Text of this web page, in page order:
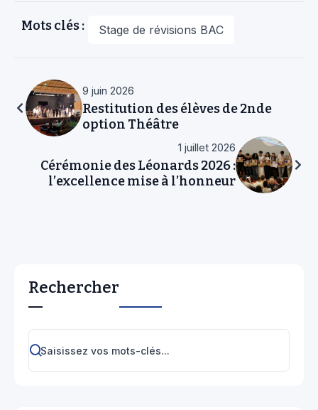
Mots clés : Stage de révisions BAC
9 juin 2026
Restitution des élèves de 2nde
option Théâtre
1 juillet 2026
Cérémonie des Léonards 2026 :
l’excellence mise à l’honneur
Rechercher